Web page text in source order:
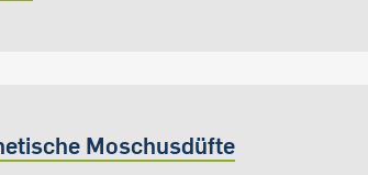
Moschusdüfte